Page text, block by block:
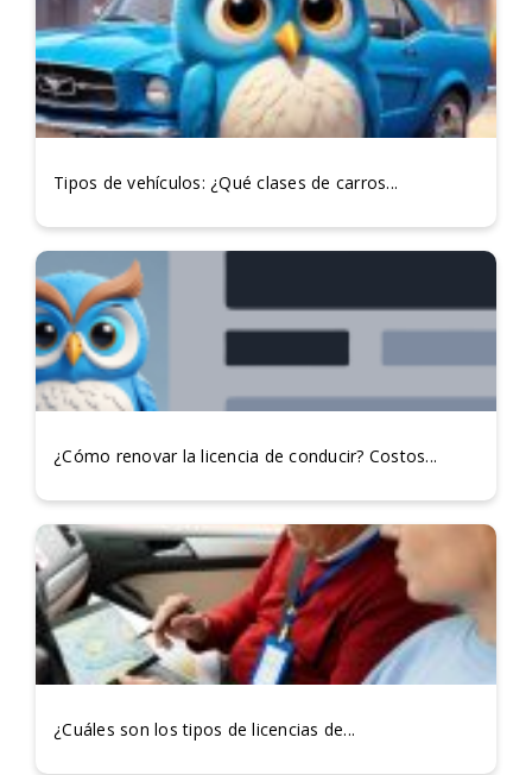
Tipos de vehículos: ¿Qué clases de carros...
¿Cómo renovar la licencia de conducir? Costos...
¿Cuáles son los tipos de licencias de...